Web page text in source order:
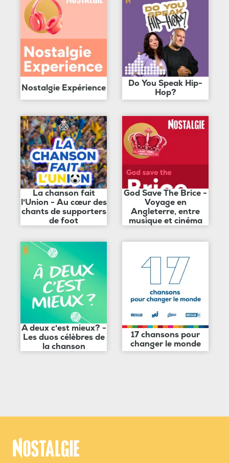
Nostalgie Expérience
Do You Speak Hip-
Hop?
La chanson fait
l'Union - Au cœur des
chants de supporters
de foot
God Save The Brice -
Voyage en
Angleterre, entre
musique et cinéma
A deux c'est mieux? -
Les duos célèbres de
la chanson
17 chansons pour
changer le monde